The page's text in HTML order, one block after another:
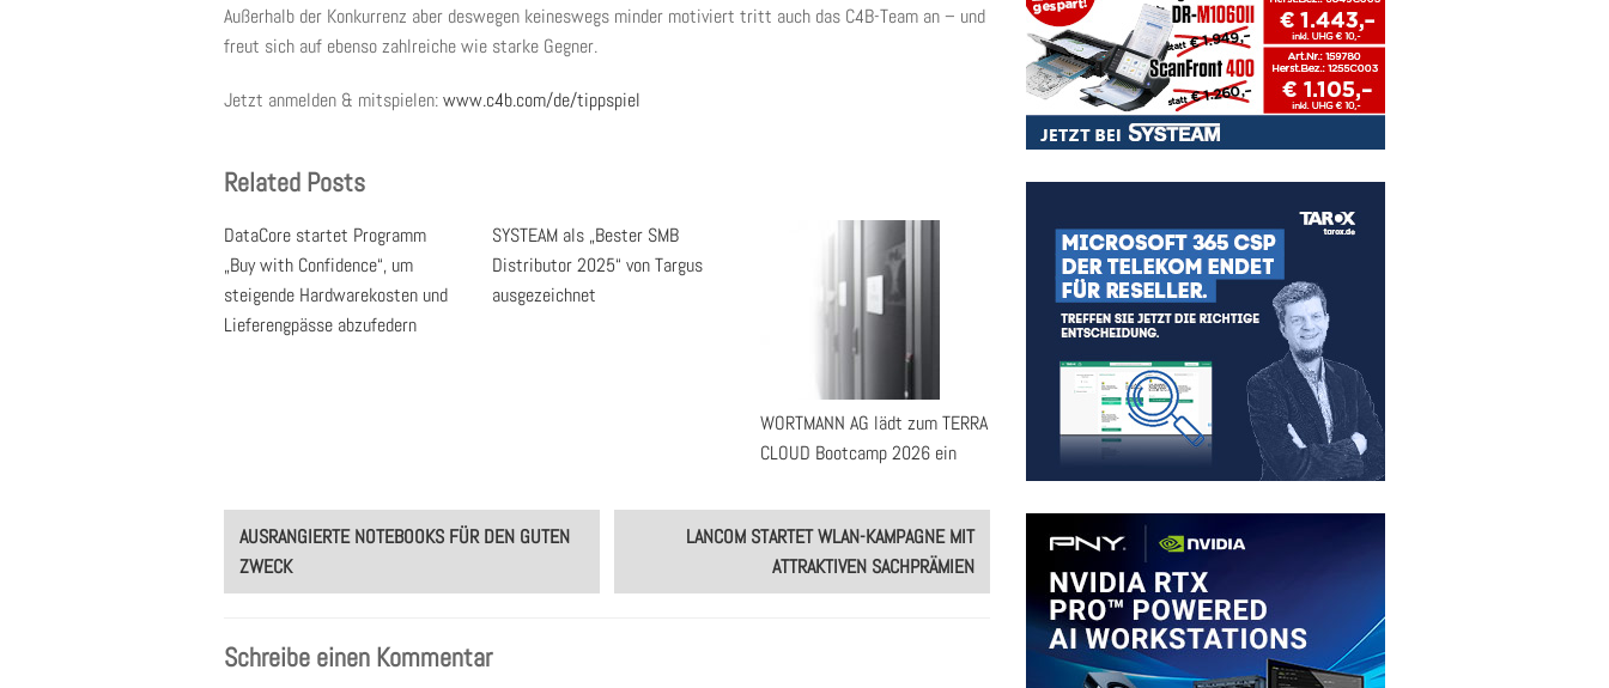
Außerhalb der Konkurrenz aber deswegen keineswegs minder motiviert tritt auch das C4B-Team an – und
freut sich auf ebenso zahlreiche wie starke Gegner.
Jetzt anmelden & mitspielen:www.c4b.com/de/tippspiel
Related Posts
DataCore startet Programm
„Buy with Confidence“, um
steigende Hardwarekosten und
Lieferengpässe abzufedern
SYSTEAM als „Bester SMB
Distributor 2025“ von Targus
ausgezeichnet
WORTMANN AG lädt zum TERRA
CLOUD Bootcamp 2026 ein
Post
navigation
AUSRANGIERTE NOTEBOOKS FÜR DEN GUTEN
ZWECK
LANCOM STARTET WLAN-KAMPAGNE MIT
ATTRAKTIVEN SACHPRÄMIEN
Schreibe einen Kommentar